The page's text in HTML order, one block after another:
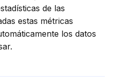
de las
estas métricas
los datos